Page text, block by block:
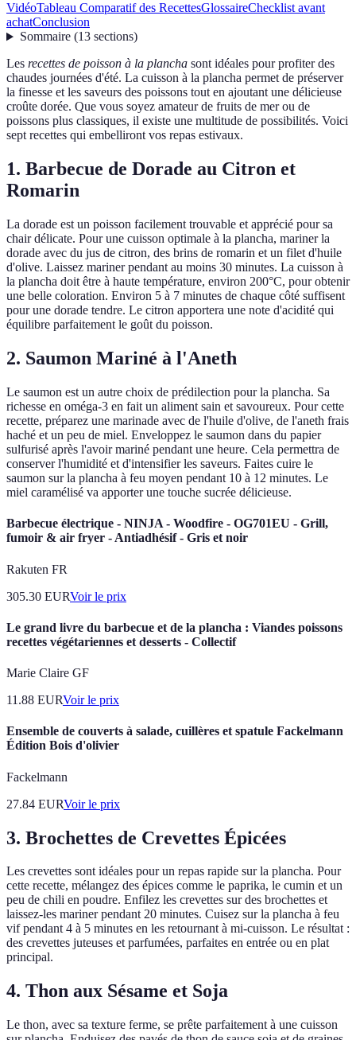
VidéoTableau Comparatif des RecettesGlossaireChecklist avant
achatConclusion
Sommaire(13 sections)
Les recettes de poisson à la plancha sont idéales pour profiter des
chaudes journées d'été. La cuisson à la plancha permet de préserver
la finesse et les saveurs des poissons tout en ajoutant une délicieuse
croûte dorée. Que vous soyez amateur de fruits de mer ou de
poissons plus classiques, il existe une multitude de possibilités. Voici
sept recettes qui embelliront vos repas estivaux.
1. Barbecue de Dorade au Citron et
Romarin
La dorade est un poisson facilement trouvable et apprécié pour sa
chair délicate. Pour une cuisson optimale à la plancha, mariner la
dorade avec du jus de citron, des brins de romarin et un filet d'huile
d'olive. Laissez mariner pendant au moins 30 minutes. La cuisson à
la plancha doit être à haute température, environ 200°C, pour obtenir
une belle coloration. Environ 5 à 7 minutes de chaque côté suffisent
pour une dorade tendre. Le citron apportera une note d'acidité qui
équilibre parfaitement le goût du poisson.
2. Saumon Mariné à l'Aneth
Le saumon est un autre choix de prédilection pour la plancha. Sa
richesse en oméga-3 en fait un aliment sain et savoureux. Pour cette
recette, préparez une marinade avec de l'huile d'olive, de l'aneth frais
haché et un peu de miel. Enveloppez le saumon dans du papier
sulfurisé après l'avoir mariné pendant une heure. Cela permettra de
conserver l'humidité et d'intensifier les saveurs. Faites cuire le
saumon sur la plancha à feu moyen pendant 10 à 12 minutes. Le
miel caramélisé va apporter une touche sucrée délicieuse.
Barbecue électrique - NINJA - Woodfire - OG701EU - Grill,
fumoir & air fryer - Antiadhésif - Gris et noir
Rakuten FR
305.30 EURVoir le prix
Le grand livre du barbecue et de la plancha : Viandes poissons
recettes végétariennes et desserts - Collectif
Marie Claire GF
11.88 EURVoir le prix
Ensemble de couverts à salade, cuillères et spatule Fackelmann
Édition Bois d'olivier
Fackelmann
27.84 EURVoir le prix
3. Brochettes de Crevettes Épicées
Les crevettes sont idéales pour un repas rapide sur la plancha. Pour
cette recette, mélangez des épices comme le paprika, le cumin et un
peu de chili en poudre. Enfilez les crevettes sur des brochettes et
laissez-les mariner pendant 20 minutes. Cuisez sur la plancha à feu
vif pendant 4 à 5 minutes en les retournant à mi-cuisson. Le résultat :
des crevettes juteuses et parfumées, parfaites en entrée ou en plat
principal.
4. Thon aux Sésame et Soja
Le thon, avec sa texture ferme, se prête parfaitement à une cuisson